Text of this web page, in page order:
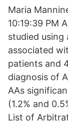
Maria
10:19:39 PM
studied using
associated
patients and
diagnosis of
AAs
(1.2% and
List of